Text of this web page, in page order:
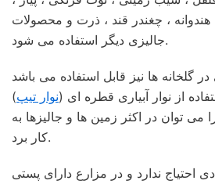
هندوانه ، چغندر قند ، ذرت و محصولات
جالیزی دیگر استفاده می شود.
از نوار آبیاری قطره ای (نوار تیپ)
می توان در اکثر زمین ها و جالیزها به
کار برد.
احتیاج ندارد و در مزارع دارای پستی